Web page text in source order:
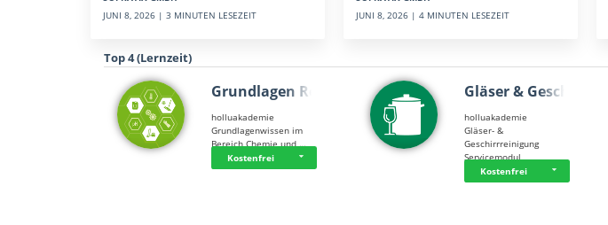
JUNI 8, 2026 | 3 MINUTEN LESEZEIT
JUNI 8, 2026 | 4 MINUTEN LESEZEIT
Top 4 (Lernzeit)
Grundlagen Rein…
holluakademie
Grundlagenwissen im
Bereich Chemie und …
Kostenfrei
Gläser & Geschi…
holluakademie
Gläser- &
Geschirrreinigung
Servicemodul
Kostenfrei